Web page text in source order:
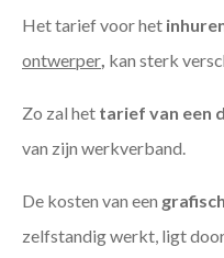
Het tarief voor het
ontwerper kan sterk
Zo zal het tarief van een
van zijn werkverband.
De kosten van een
zelfstandig werkt, ligt